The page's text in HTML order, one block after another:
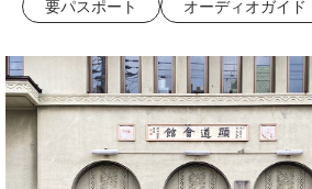
要パスポート オーディオガイド